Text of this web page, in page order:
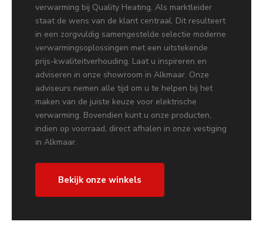
verwarming bij Quality Heating. Als marktleider
staat de wens van de klant centraal. Dit resulteert
in een zorgvuldig samengestelde selectie moderne
verwarmingsoplossingen met een uitstekende
prijs-kwaliteitverhouding. Laat u inspireren en
adviseren in onze showroom in Alkmaar. Onze
adviseurs nemen alle tijd om u te helpen bij het
maken van de juiste keuze voor elektrische
verwarming. Bovendien kunt u onze producten,
indien op voorraad, direct afhalen in onze vestiging
in Alkmaar.
Bekijk onze winkels